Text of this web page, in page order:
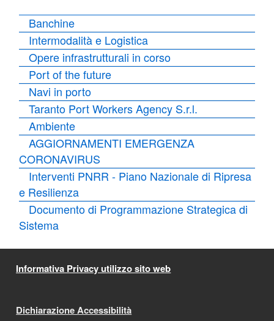
Banchine
Intermodalità e Logistica
Opere infrastrutturali in corso
Port of the future
Navi in porto
Taranto Port Workers Agency S.r.l.
Ambiente
AGGIORNAMENTI EMERGENZA
CORONAVIRUS
Interventi PNRR - Piano Nazionale di Ripresa
e Resilienza
Documento di Programmazione Strategica di
Sistema
Informativa Privacy utilizzo sito web
Dichiarazione Accessibilità